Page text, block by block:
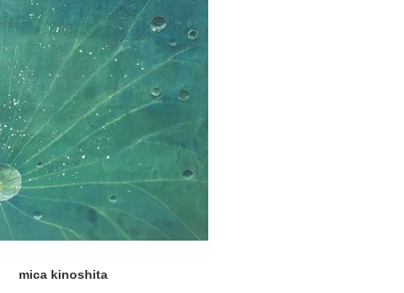
mica kinoshita